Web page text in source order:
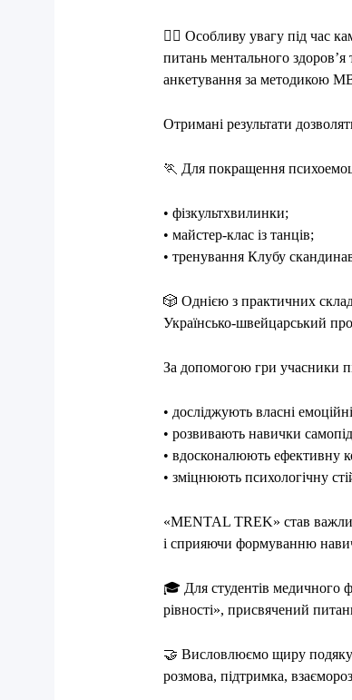
👩‍⚕️ Особливу увагу під час
питань ментального
анкетування за методикою
Отримані результати
🏃 Для покращення
• фізкультхвилинки;
• майстер-клас із танців;
• тренування Клубу
🎲 Однією з практичних
Українсько-швейцарський
За допомогою гри учасники
• досліджують власні
• розвивають навички
• вдосконалюють ефективну
• зміцнюють психологічну
«MENTAL TREK» став
і сприяючи формуванню
🎓 Для студентів медичного
рівності», присвячений
🤝 Висловлюємо щиру подяку
розмова, підтримка,